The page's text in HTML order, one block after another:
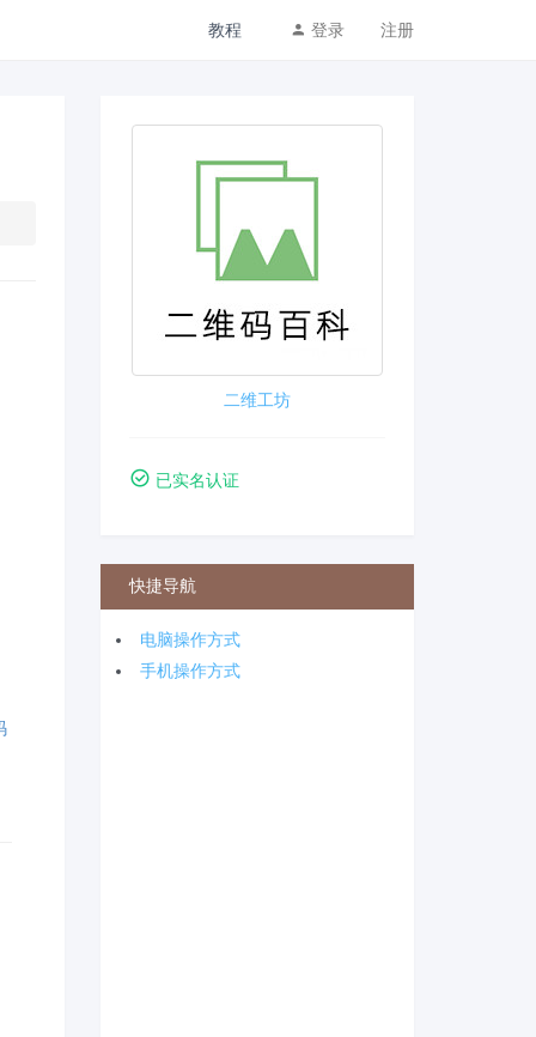
教程 登录 注册
二维工坊
已实名认证
快捷导航
电脑操作方式
手机操作方式